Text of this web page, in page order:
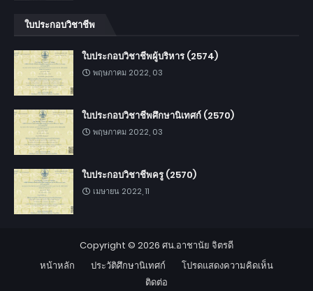
ใบประกอบวิชาชีพ
ใบประกอบวิชาชีพผู้บริหาร (2574)
พฤษภาคม 2022, 03
ใบประกอบวิชาชีพศึกษานิเทศก์ (2570)
พฤษภาคม 2022, 03
ใบประกอบวิชาชีพครู (2570)
เมษายน 2022, 11
Copyright © 2026 ศน.อาชานัย จิตรดี
หน้าหลัก
ประวัติศึกษานิเทศก์
โปรดแสดงความคิดเห็น
ติดต่อ